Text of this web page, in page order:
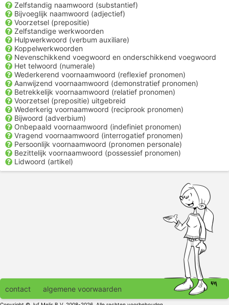
Zelfstandig naamwoord (substantief)
Bijvoeglijk naamwoord (adjectief)
Voorzetsel (prepositie)
Zelfstandige werkwoorden
Hulpwerkwoord (verbum auxiliare)
Koppelwerkwoorden
Nevenschikkend voegwoord en onderschikkend voegwoord
Het telwoord (numerale)
Wederkerend voornaamwoord (reflexief pronomen)
Aanwijzend voornaamwoord (demonstratief pronomen)
Betrekkelijk voornaamwoord (relatief pronomen)
Voorzetsel (prepositie) uitgebreid
Wederkerig voornaamwoord (reciprook pronomen)
Bijwoord (adverbium)
Onbepaald voornaamwoord (indefiniet pronomen)
Vragend voornaamwoord (interrogatief pronomen)
Persoonlijk voornaamwoord (pronomen personale)
Bezittelijk voornaamwoord (possessief pronomen)
Lidwoord (artikel)
contact algemene voorwaarden